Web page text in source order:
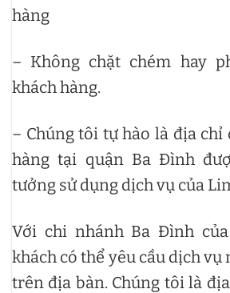
hàng
– Không chặt chém hay
khách hàng.
– Chúng tôi tự hào là địa chỉ
hàng tại quận Ba Đình
tưởng sử dụng dịch vụ của
Với chi nhánh Ba Đình
khách có thể yêu cầu dịch
trên địa bàn. Chúng tôi là